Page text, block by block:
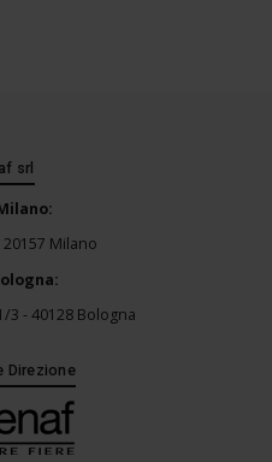
srl
Milano
3 - 40128 Bologna
Direzione